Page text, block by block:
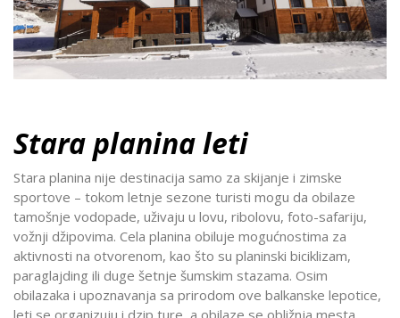
Stara planina leti
Stara planina nije destinacija samo za skijanje i zimske
sportove – tokom letnje sezone turisti mogu da obilaze
tamošnje vodopade, uživaju u lovu, ribolovu, foto-safariju,
vožnji džipovima. Cela planina obiluje mogućnostima za
aktivnosti na otvorenom, kao što su planinski biciklizam,
paraglajding ili duge šetnje šumskim stazama. Osim
obilazaka i upoznavanja sa prirodom ove balkanske lepotice,